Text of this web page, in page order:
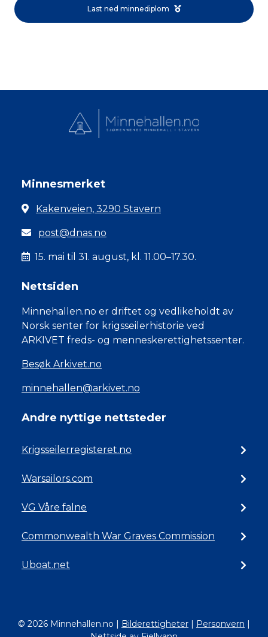
Last ned minnediplom
Minnesmerket
Kakenveien, 3290 Stavern
post@dnas.no
15. mai til 31. august, kl. 11.00–17.30.
Nettsiden
Minnehallen.no er driftet og vedlikeholdt av
Norsk senter for krigsseilerhistorie ved
ARKIVET freds- og menneskerettighetssenter.
Besøk Arkivet.no
minnehallen@arkivet.no
Andre nyttige nettsteder
Krigsseilerregisteret.no
Warsailors.com
VG Våre falne
Commonwealth War Graves Commission
Uboat.net
© 2026 Minnehallen.no | Bilderettigheter | Personvern |
Norsk bokmål